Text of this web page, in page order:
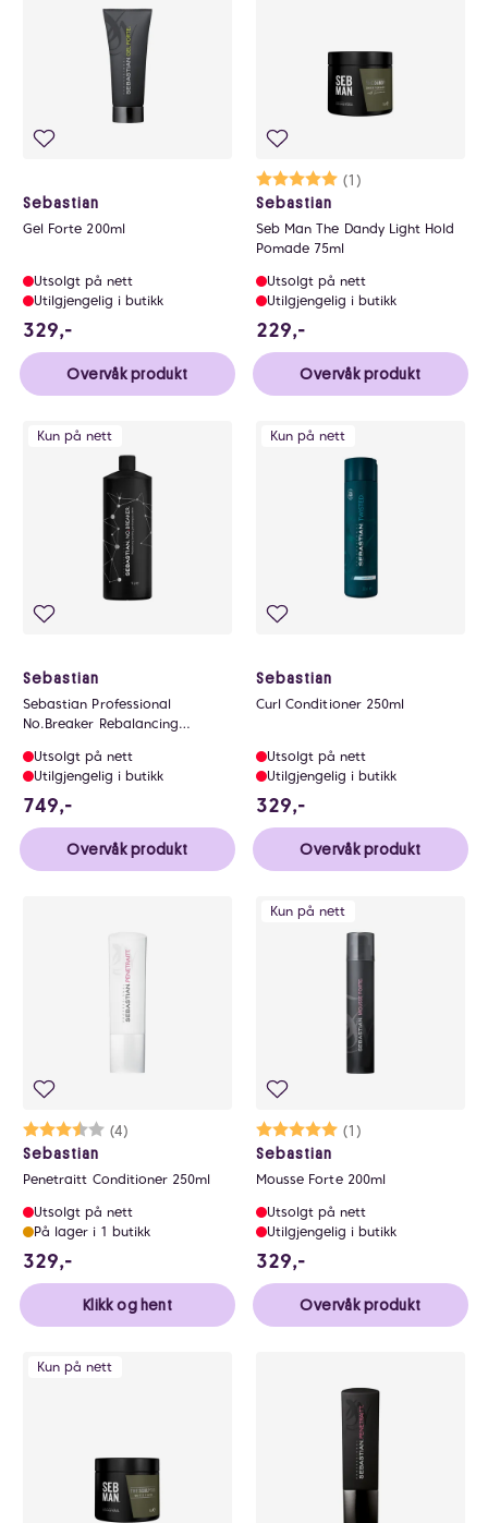
Sebastian
Gel Forte 200ml
Utsolgt på nett
Utilgjengelig i butikk
329,-
Overvåk produkt
Karakter:
(1)
5.0 av 5 mulige
Sebastian
Seb Man The Dandy Light Hold
Pomade 75ml
Utsolgt på nett
Utilgjengelig i butikk
229,-
Overvåk produkt
Kun på nett
Sebastian
Sebastian Professional
No.Breaker Rebalancing
1000ml
Utsolgt på nett
Utilgjengelig i butikk
749,-
Overvåk produkt
Kun på nett
Sebastian
Curl Conditioner 250ml
Utsolgt på nett
Utilgjengelig i butikk
329,-
Overvåk produkt
Karakter:
(4)
3.8 av 5 mulige
Sebastian
Penetraitt Conditioner 250ml
Utsolgt på nett
På lager i 1 butikk
329,-
Klikk og hent
Kun på nett
Karakter:
(1)
5.0 av 5 mulige
Sebastian
Mousse Forte 200ml
Utsolgt på nett
Utilgjengelig i butikk
329,-
Overvåk produkt
Kun på nett